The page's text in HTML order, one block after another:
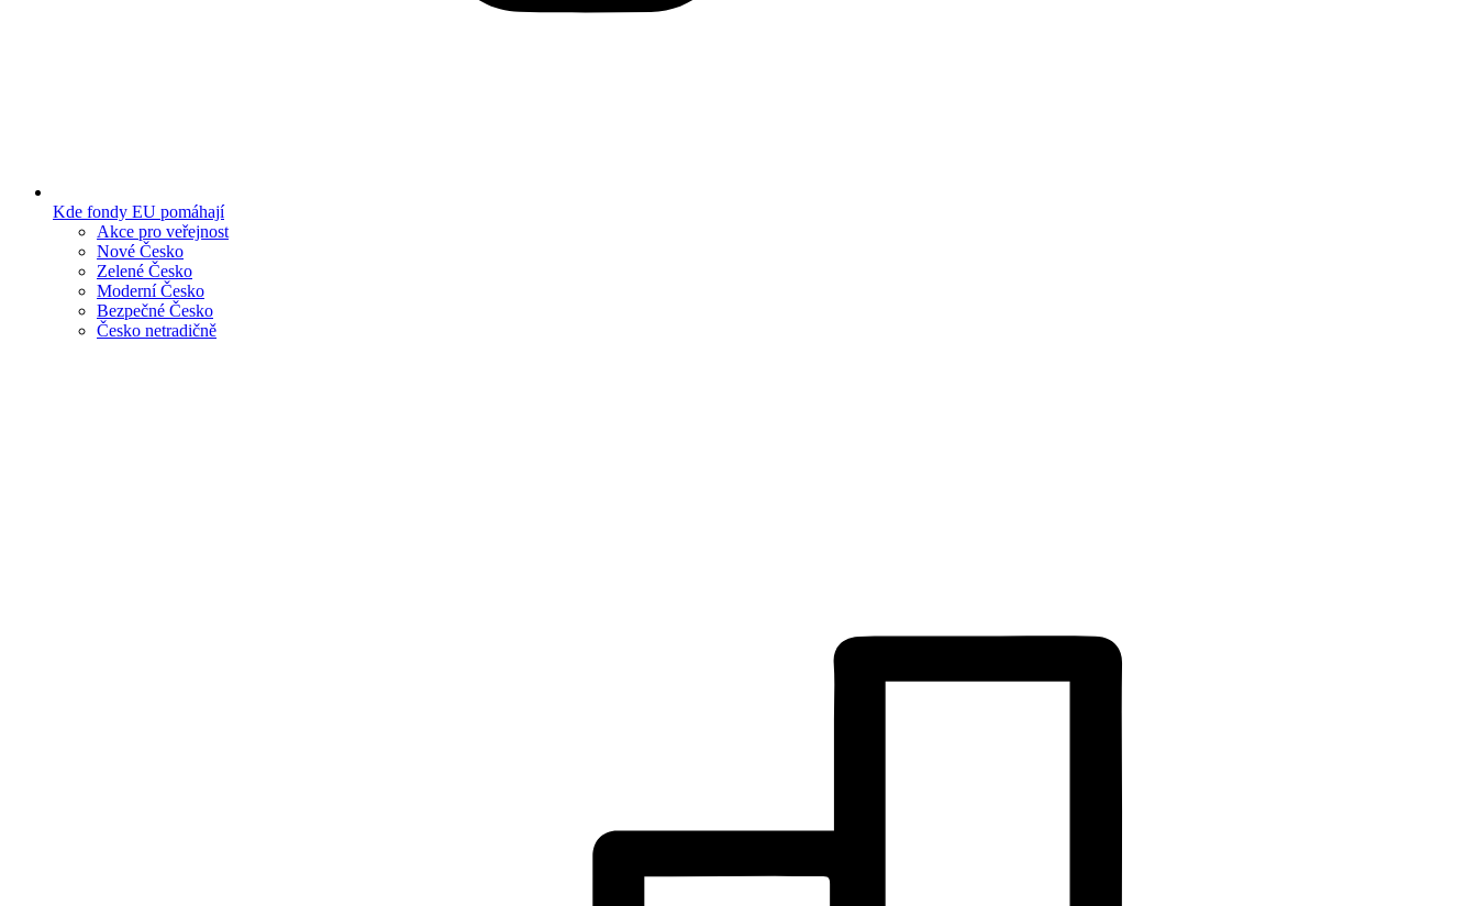
Kde fondy EU pomáhají
Akce pro veřejnost
Nové Česko
Zelené Česko
Moderní Česko
Bezpečné Česko
Česko netradičně